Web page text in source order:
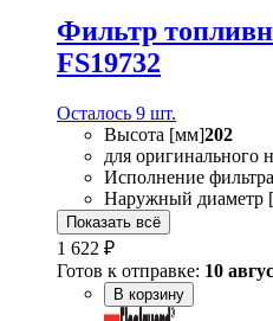
Фильтр
FS19732
Осталось 9 шт.
Высота [мм]202
для оригинального
Исполнение фильтра
Наружный диаметр
Показать всё
1 622 ₽
Готов к отправке: 10
В корзину